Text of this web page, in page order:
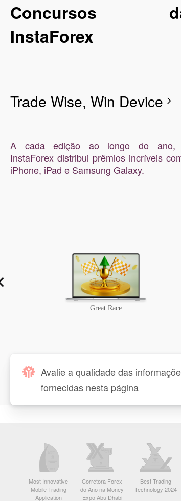
Concursos
InstaForex
Trade Wise, Win Device chevron_right
A cada edição ao longo do
InstaForex distribui prêmios incríveis
iPhone, iPad e Samsung Galaxy.
Great Race
Avalie a qualidade das
fornecidas nesta página
Most Innovative
Mobile Trading
Application
Corretora Forex
do Ano na Money
Expo Abu Dhabi
Best Trading
Technology 2024